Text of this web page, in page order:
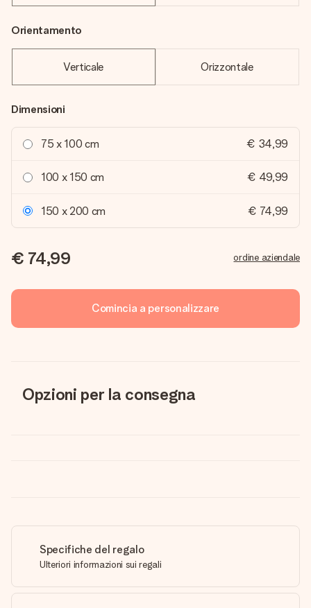
Orientamento
Verticale Orizzontale
Dimensioni
75 x 100 cm € 34,99
100 x 150 cm € 49,99
150 x 200 cm € 74,99
€ 74,99 ordine aziendale
Comincia a personalizzare
Opzioni per la consegna
Specifiche del regalo
Ulteriori informazioni sui regali